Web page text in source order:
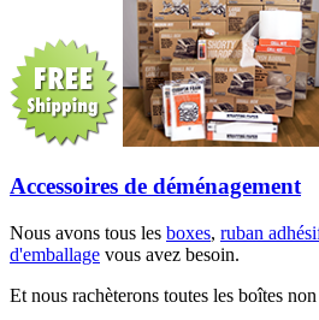
Accessoires de déménagement
Nous avons tous les boxes, ruban
d'emballage vous avez besoin.
Et nous rachèterons toutes les boîtes